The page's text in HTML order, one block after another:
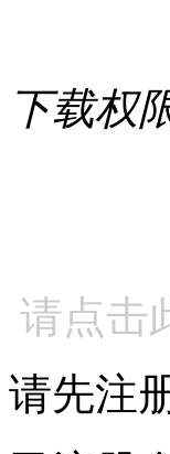
下载权
请点击
请先注